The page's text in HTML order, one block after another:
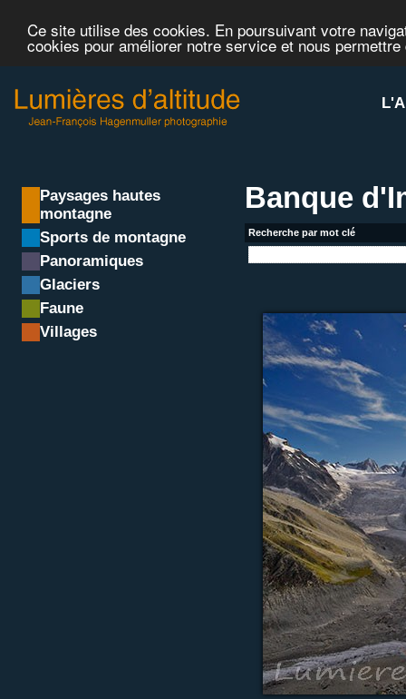
Ce site utilise des cookies. En poursuivant votre
cookies pour améliorer notre service et nous
Paysages hautes
montagne
Sports de montagne
Panoramiques
Glaciers
Faune
Villages
Banque
Recherche par mot clé